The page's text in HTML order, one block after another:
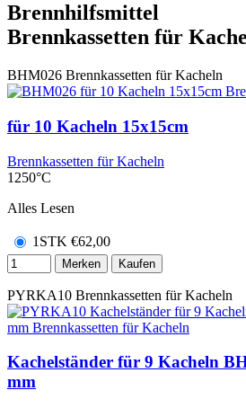
Brennhilfsmittel
Brennkassetten für
BHM026 Brennkassetten für Kacheln
für 10 Kacheln 15x15cm
Brennkassetten für Kacheln
1250°C
Alles Lesen
1STK €62,00
Merken Kaufen
PYRKA10 Brennkassetten für Kacheln
Kachelständer für 9 Kacheln
mm